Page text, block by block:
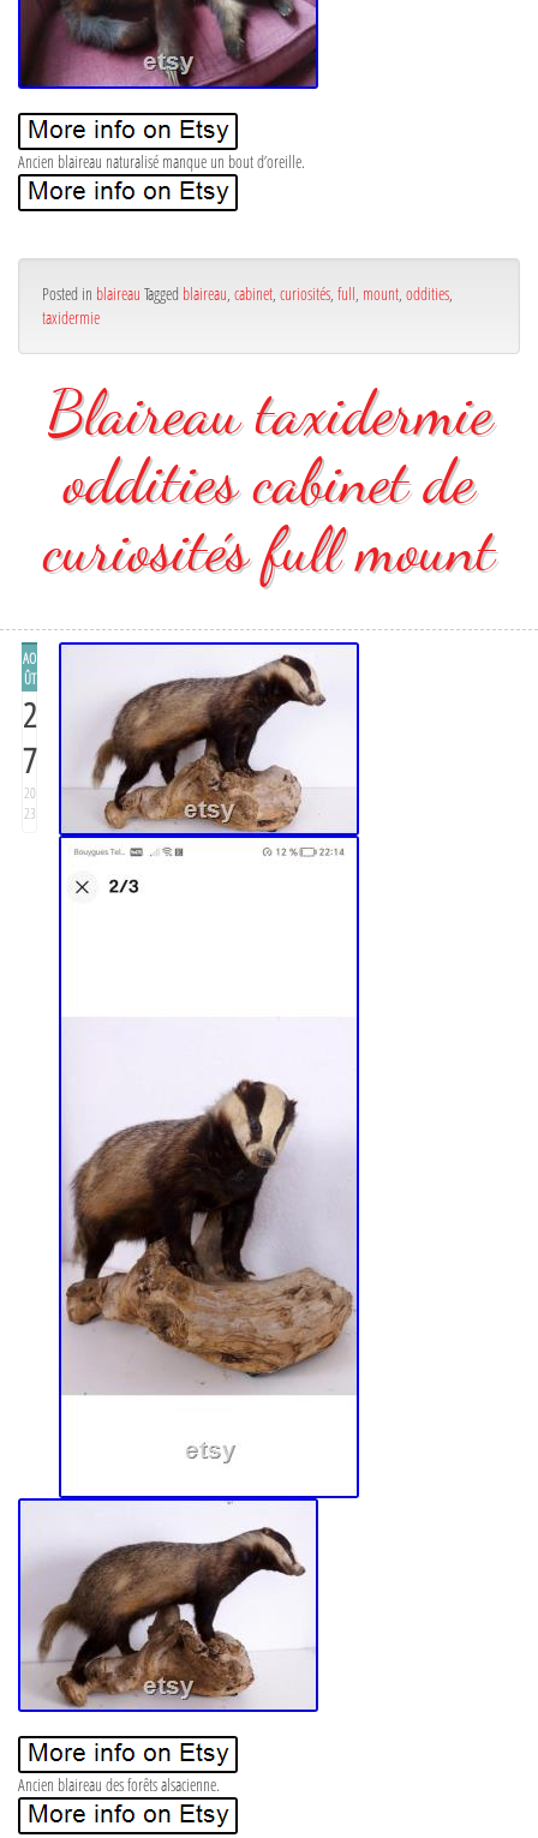
Ancien blaireau naturalisé manque un bout d’oreille.
Posted in blaireau Tagged blaireau cabinet curiosités full mount oddities
taxidermie
Blaireau taxidermie
oddities cabinet de
curiosités full mount
AO
ÛT
2
7
20
23
Ancien blaireau des forêts alsacienne.